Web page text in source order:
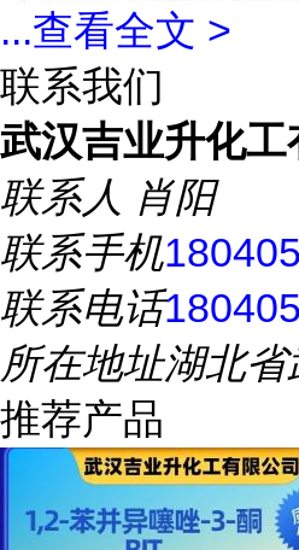
...查看全文 >
联系我们
武汉吉业升化工
联系人 肖阳
联系手机
联系电话
所在地址湖北省
推荐产品